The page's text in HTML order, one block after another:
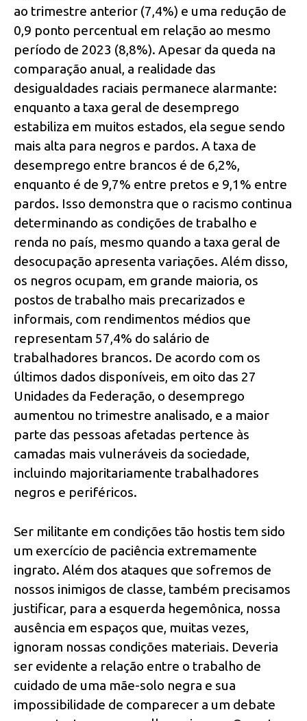
ao trimestre anterior (7,4%) e uma redução de
0,9 ponto percentual em relação ao mesmo
período de 2023 (8,8%). Apesar da queda na
comparação anual, a realidade das
desigualdades raciais permanece alarmante:
enquanto a taxa geral de desemprego
estabiliza em muitos estados, ela segue sendo
mais alta para negros e pardos. A taxa de
desemprego entre brancos é de 6,2%,
enquanto é de 9,7% entre pretos e 9,1% entre
pardos. Isso demonstra que o racismo continua
determinando as condições de trabalho e
renda no país, mesmo quando a taxa geral de
desocupação apresenta variações. Além disso,
os negros ocupam, em grande maioria, os
postos de trabalho mais precarizados e
informais, com rendimentos médios que
representam 57,4% do salário de
trabalhadores brancos. De acordo com os
últimos dados disponíveis, em oito das 27
Unidades da Federação, o desemprego
aumentou no trimestre analisado, e a maior
parte das pessoas afetadas pertence às
camadas mais vulneráveis da sociedade,
incluindo majoritariamente trabalhadores
negros e periféricos.
Ser militante em condições tão hostis tem sido
um exercício de paciência extremamente
ingrato. Além dos ataques que sofremos de
nossos inimigos de classe, também precisamos
justificar, para a esquerda hegemônica, nossa
ausência em espaços que, muitas vezes,
ignoram nossas condições materiais. Deveria
ser evidente a relação entre o trabalho de
cuidado de uma mãe-solo negra e sua
impossibilidade de comparecer a um debate